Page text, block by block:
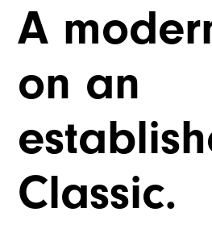
A
on an
Classic.